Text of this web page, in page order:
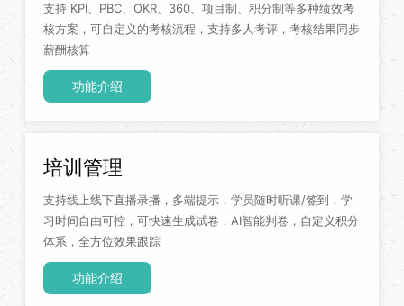
支持 KPI、PBC、OKR、360、项目制、积分制等多种绩效考
核方案，可自定义的考核流程，支持多人考评，考核结果同步
薪酬核算
功能介绍
培训管理
支持线上线下直播录播，多端提示，学员随时听课/签到，学
习时间自由可控，可快速生成试卷，AI智能判卷，自定义积分
体系，全方位效果跟踪
功能介绍